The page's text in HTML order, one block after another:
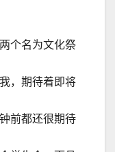
个名为文化祭
，期待着即将
前都还很期待